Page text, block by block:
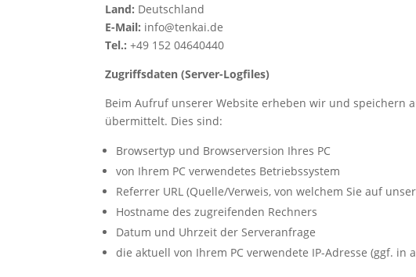
Land: Deutschland
E-Mail: info@tenkai.de
Tel.: +49 152 04640440
Zugriffsdaten (Server-Logfiles)
Beim Aufruf unserer Website erheben wir und speichern
übermittelt. Dies sind:
Browsertyp und Browserversion Ihres PC
von Ihrem PC verwendetes Betriebssystem
Referrer URL (Quelle/Verweis, von welchem Sie auf
Hostname des zugreifenden Rechners
Datum und Uhrzeit der Serveranfrage
die aktuell von Ihrem PC verwendete IP-Adresse (ggf. in